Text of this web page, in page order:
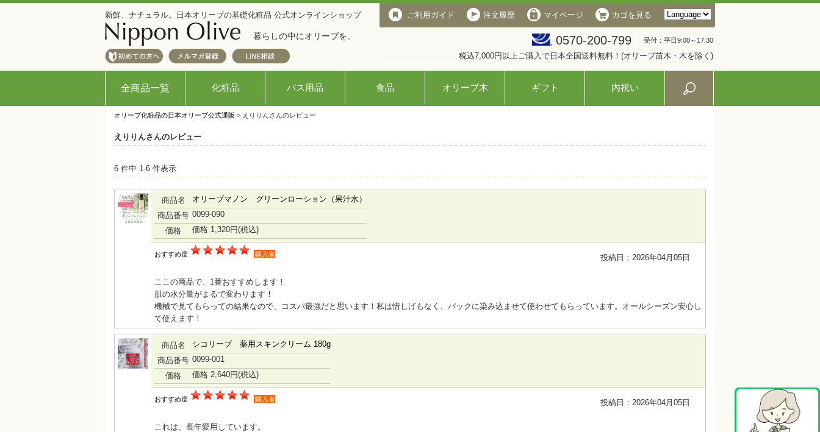
新鮮、ナチュラル。日本オリーブの基礎化粧品 公式オンラインショップ
暮らしの中にオリーブを。
ご利用ガイド 注文履歴 マイページ カゴを見る
0570-200-799 受付：平日9:00～17:30
税込7,000円以上ご購入で日本全国送料無料！(オリーブ苗木・木を除く)
全商品一覧 化粧品 バス用品 食品 オリーブ木 ギフト 内祝い
オリーブ化粧品の日本オリーブ公式通販 > えりりんさんのレビュー
えりりんさんのレビュー
6 件中 1-6 件表示
商品名
オリーブマノン グリーンローション（果汁水）
商品番号 0099-090
価格
価格 1,320円(税込)
投稿日：2026年04月05日
おすすめ度 購入者
ここの商品で、1番おすすめします！
肌の水分量がまるで変わります！
機械で見てもらっての結果なので、コスパ最強だと思います！私は惜しげもなく、パックに染み込ませて使わせてもらっています。オールシーズン安心し
て使えます！
商品名
シコリーブ 薬用スキンクリーム 180g
商品番号 0099-001
価格
価格 2,640円(税込)
投稿日：2026年04月05日
おすすめ度 購入者
これは、長年愛用しています。